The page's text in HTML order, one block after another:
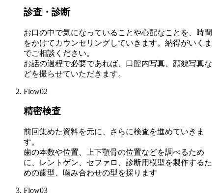
診査・診断
お口の中で気になっていることや心配なことを、時間
をかけてカウンセリングしていきます。納得がいくま
でご相談ください。
お話の過程で必要であれば、口腔内写真、顔貌写真な
どを撮らせていただきます。
Flow02
精密検査
前回集めた資料を元に、さらに検査を進めていきま
す。
歯の本数や位置、上下顎骨の位置などを調べるため
に、レントゲン、セファロ、診断用模型を製作するた
めの歯型、噛み合わせの型を採ります
Flow03